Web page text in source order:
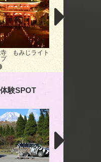
寺 もみじライト
駿河平大通りの
ウ並木｜長泉町
験SPOT